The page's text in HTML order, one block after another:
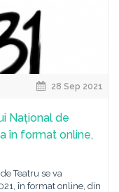
28 Sep 2021
Național de
în format online,
Teatru se va
în format online, din